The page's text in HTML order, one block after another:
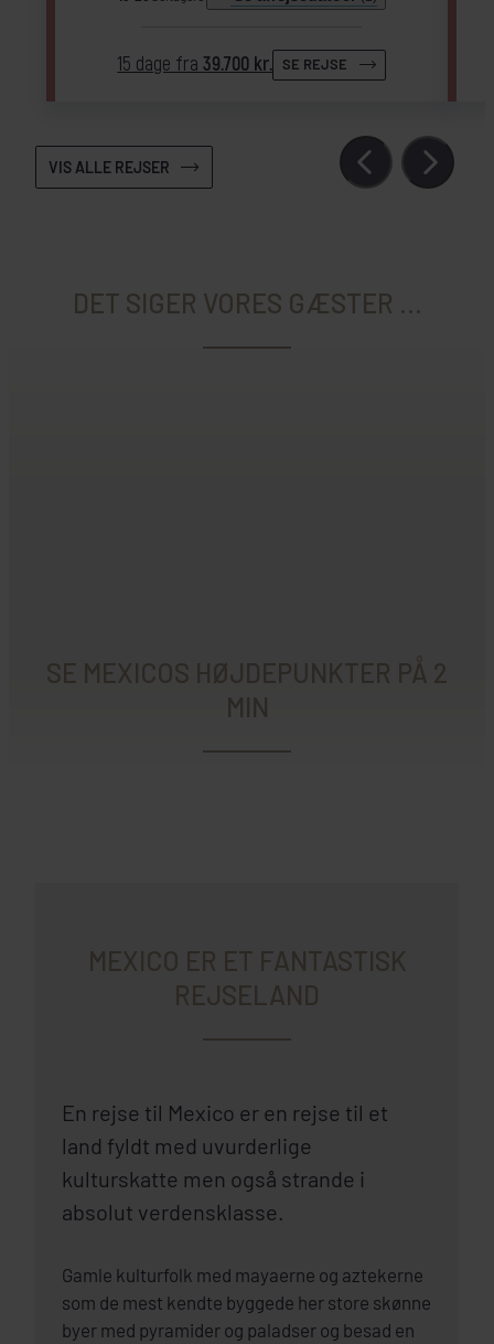
15 dage fra39.700 kr. SE REJSE
VIS ALLE REJSER
DET SIGER VORES GÆSTER ...
SE MEXICOS HØJDEPUNKTER PÅ 2
MIN
MEXICO ER ET FANTASTISK
REJSELAND
En rejse til Mexico er en rejse til et
land fyldt med uvurderlige
kulturskatte men også strande i
absolut verdensklasse.
Gamle kulturfolk med mayaerne og aztekerne
som de mest kendte byggede her store skønne
byer med pyramider og paladser og besad en